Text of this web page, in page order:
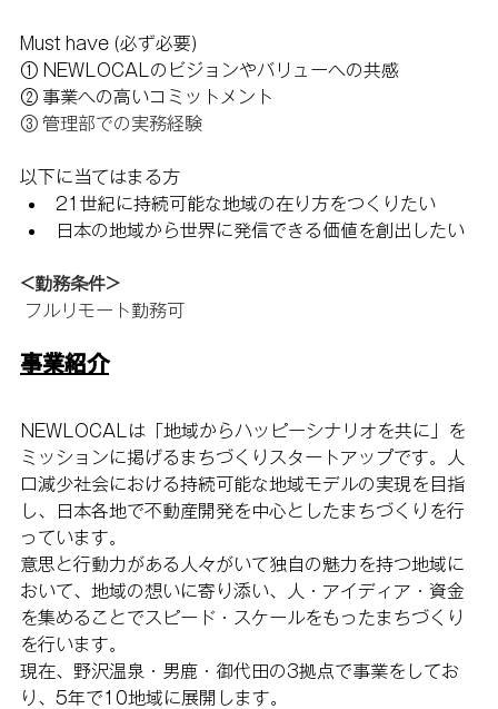
Must have (必ず必要)
① NEWLOCALのビジョンやバリューへの共感
② 事業への高いコミットメント
③ 管理部での実務経験
以下に当てはまる方
21世紀に持続可能な地域の在り方をつくりたい
日本の地域から世界に発信できる価値を創出したい
<勤務条件>
フルリモート勤務可
事業紹介
NEWLOCALは「地域からハッピーシナリオを共に」を
ミッションに掲げるまちづくりスタートアップです。人
口減少社会における持続可能な地域モデルの実現を目指
し、日本各地で不動産開発を中心としたまちづくりを行
っています。
意思と行動力がある人々がいて独自の魅力を持つ地域に
おいて、地域の想いに寄り添い、人・アイディア・資金
を集めることでスピード・スケールをもったまちづくり
を行います。
現在、野沢温泉・男鹿・御代田の3拠点で事業をしてお
り、5年で10地域に展開します。